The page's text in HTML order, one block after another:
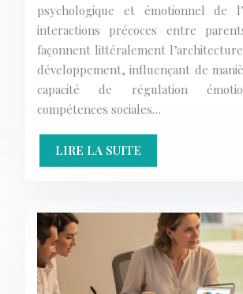
psychologique et émotionnel de
interactions précoces entre
façonnent littéralement
développement, influençant de
capacité de régulation
compétences sociales…
LIRE LA SUITE